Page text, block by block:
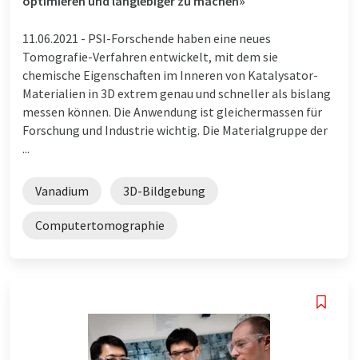
11.06.2021 - PSI-Forschende haben eine neues
Tomografie-Verfahren entwickelt, mit dem sie
chemische Eigenschaften im Inneren von Katalysator-
Materialien in 3D extrem genau und schneller als bislang
messen können. Die Anwendung ist gleichermassen für
Forschung und Industrie wichtig. Die Materialgruppe der
...
Vanadium 3D-Bildgebung
Computertomographie